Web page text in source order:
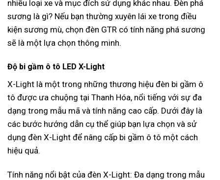
nhiều loại xe và mục đích sử dụng khác nhau. Đèn phá
sương là gì? Nếu bạn thường xuyên lái xe trong điều
kiện sương mù, chọn đèn GTR có tính năng phá sương
sẽ là một lựa chọn thông minh.
Độ bi gầm ô tô LED X-Light
X-Light là một trong những thương hiệu đèn bi gầm ô
tô được ưa chuộng tại Thanh Hóa, nổi tiếng với sự đa
dạng trong mẫu mã và tính năng cao cấp. Dưới đây là
các bước hướng dẫn cụ thể giúp bạn lựa chọn và sử
dụng đèn X-Light để nâng cấp bi gầm ô tô một cách
hiệu quả.
Tính năng nổi bật của đèn X-Light: Đa dạng trong mẫu